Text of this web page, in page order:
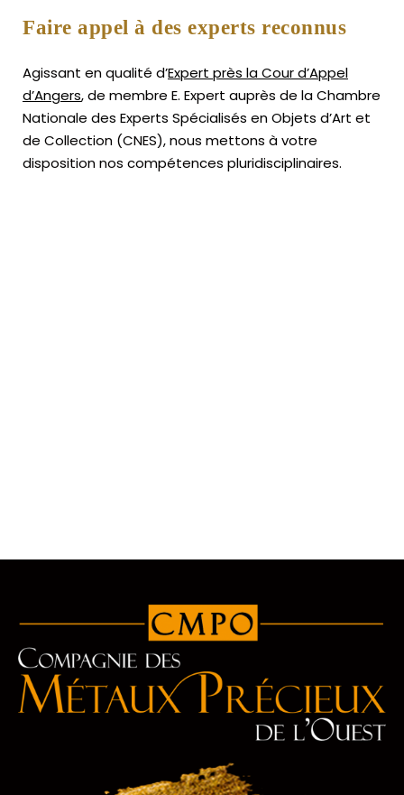
Faire appel à des experts reconnus
Agissant en qualité d’Expert près la Cour d’Appel
d’Angers, de membre E. Expert auprès de laChambre
Nationale des Experts Spécialisés en Objets d’Art et
de Collection (CNES),nous mettons à votre
disposition nos compétences pluridisciplinaires.